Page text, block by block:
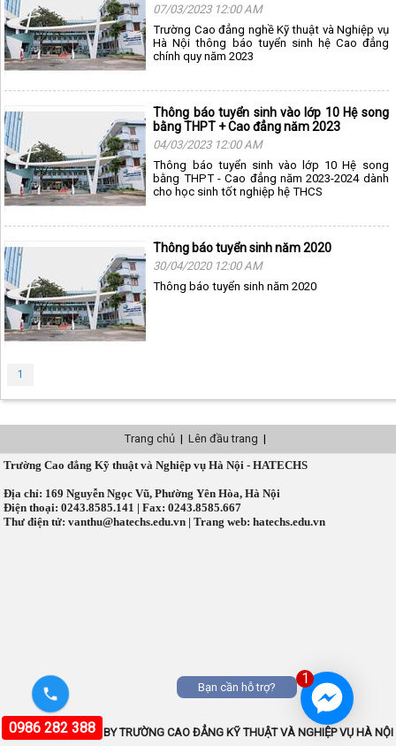
07/03/2023 12:00 AM
Trường Cao đẳng nghề Kỹ thuật và Nghiệp vụ
Hà Nội thông báo tuyển sinh hệ Cao đẳng
chính quy năm 2023
Thông báo tuyển sinh vào lớp 10 Hệ song
bằng THPT + Cao đẳng năm 2023
04/03/2023 12:00 AM
Thông báo tuyển sinh vào lớp 10 Hệ song
bằng THPT - Cao đẳng năm 2023-2024 dành
cho học sinh tốt nghiệp hệ THCS
Thông báo tuyển sinh năm 2020
30/04/2020 12:00 AM
Thông báo tuyển sinh năm 2020
1
Trang chủ| Lên đầu trang |
Trường Cao đẳng Kỹ thuật và Nghiệp vụ Hà Nội - HATECHS
Địa chỉ: 169 Nguyễn Ngọc Vũ, Phường Yên Hòa, Hà Nội
Điện thoại: 0243.8585.141 | Fax: 0243.8585.667
Thư điện tử: vanthu@hatechs.edu.vn | Trang web: hatechs.edu.vn
COPYRIGHT © 2026 BY TRƯỜNG CAO ĐẲNG KỸ THUẬT VÀ NGHIỆP VỤ HÀ NỘI
0986 282 388
1
Bạn cần hỗ trợ?